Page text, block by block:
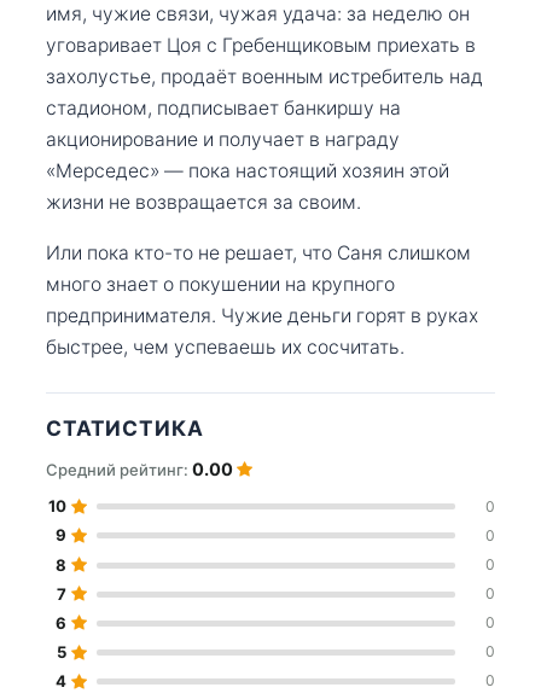
имя, чужие связи, чужая удача: за неделю он
уговаривает Цоя с Гребенщиковым приехать в
захолустье, продаёт военным истребитель над
стадионом, подписывает банкиршу на
акционирование и получает в награду
«Мерседес» — пока настоящий хозяин этой
жизни не возвращается за своим.
Или пока кто-то не решает, что Саня слишком
много знает о покушении на крупного
предпринимателя. Чужие деньги горят в руках
быстрее, чем успеваешь их сосчитать.
СТАТИСТИКА
Средний рейтинг: 0.00
10 0
9 0
8 0
7 0
6 0
5 0
4 0